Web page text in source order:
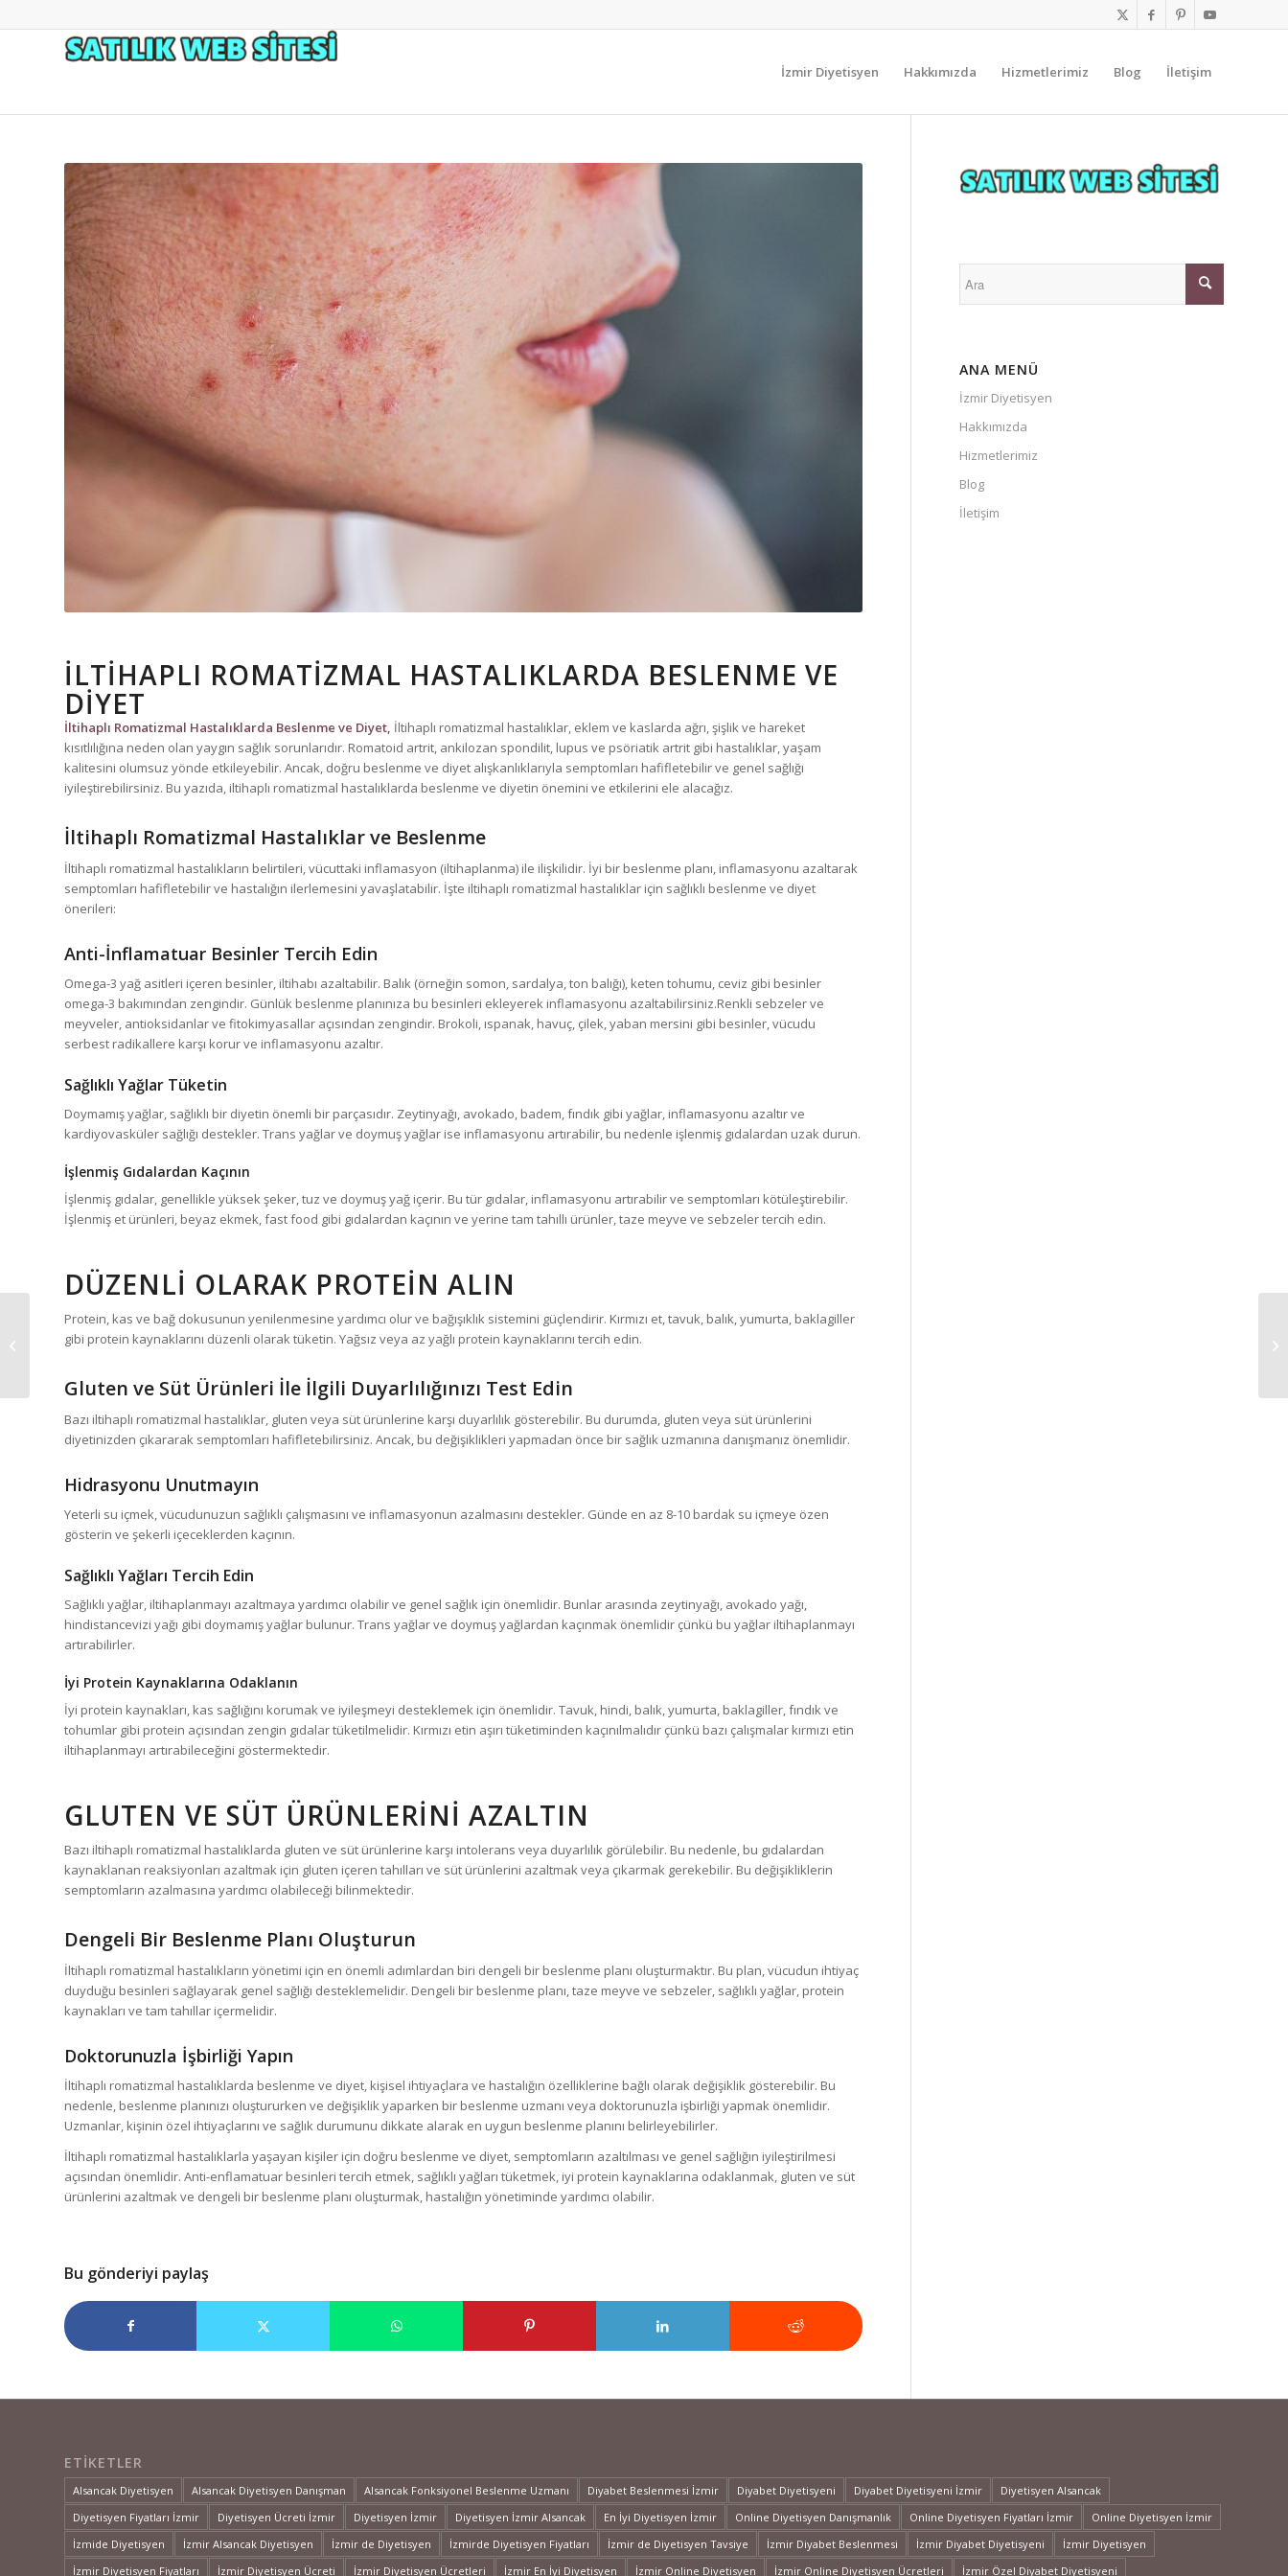
İzmir Diyetisyen Hakkımızda Hizmetlerimiz Blog İletişim
İLTIHAPLI ROMATIZMAL HASTALIKLARDA BESLENME VE
DIYET
İltihaplı Romatizmal Hastalıklarda Beslenme ve Diyet, İltihaplı romatizmal hastalıklar, eklem ve kaslarda ağrı, şişlik ve hareket
kısıtlılığına neden olan yaygın sağlık sorunlarıdır. Romatoid artrit, ankilozan spondilit, lupus ve psöriatik artrit gibi hastalıklar, yaşam
kalitesini olumsuz yönde etkileyebilir. Ancak, doğru beslenme ve diyet alışkanlıklarıyla semptomları hafifletebilir ve genel sağlığı
iyileştirebilirsiniz. Bu yazıda, iltihaplı romatizmal hastalıklarda beslenme ve diyetin önemini ve etkilerini ele alacağız.
İltihaplı Romatizmal Hastalıklar ve Beslenme
İltihaplı romatizmal hastalıkların belirtileri, vücuttaki inflamasyon (iltihaplanma) ile ilişkilidir. İyi bir beslenme planı, inflamasyonu azaltarak
semptomları hafifletebilir ve hastalığın ilerlemesini yavaşlatabilir. İşte iltihaplı romatizmal hastalıklar için sağlıklı beslenme ve diyet
önerileri:
Anti-İnflamatuar Besinler Tercih Edin
Omega-3 yağ asitleri içeren besinler, iltihabı azaltabilir. Balık (örneğin somon, sardalya, ton balığı), keten tohumu, ceviz gibi besinler
omega-3 bakımından zengindir. Günlük beslenme planınıza bu besinleri ekleyerek inflamasyonu azaltabilirsiniz.Renkli sebzeler ve
meyveler, antioksidanlar ve fitokimyasallar açısından zengindir. Brokoli, ıspanak, havuç, çilek, yaban mersini gibi besinler, vücudu
serbest radikallere karşı korur ve inflamasyonu azaltır.
Sağlıklı Yağlar Tüketin
Doymamış yağlar, sağlıklı bir diyetin önemli bir parçasıdır. Zeytinyağı, avokado, badem, fındık gibi yağlar, inflamasyonu azaltır ve
kardiyovasküler sağlığı destekler. Trans yağlar ve doymuş yağlar ise inflamasyonu artırabilir, bu nedenle işlenmiş gıdalardan uzak durun.
İşlenmiş Gıdalardan Kaçının
İşlenmiş gıdalar, genellikle yüksek şeker, tuz ve doymuş yağ içerir. Bu tür gıdalar, inflamasyonu artırabilir ve semptomları kötüleştirebilir.
İşlenmiş et ürünleri, beyaz ekmek, fast food gibi gıdalardan kaçının ve yerine tam tahıllı ürünler, taze meyve ve sebzeler tercih edin.
DÜZENLI OLARAK PROTEIN ALIN
Protein, kas ve bağ dokusunun yenilenmesine yardımcı olur ve bağışıklık sistemini güçlendirir. Kırmızı et, tavuk, balık, yumurta, baklagiller
gibi protein kaynaklarını düzenli olarak tüketin. Yağsız veya az yağlı protein kaynaklarını tercih edin.
Gluten ve Süt Ürünleri İle İlgili Duyarlılığınızı Test Edin
Bazı iltihaplı romatizmal hastalıklar, gluten veya süt ürünlerine karşı duyarlılık gösterebilir. Bu durumda, gluten veya süt ürünlerini
diyetinizden çıkararak semptomları hafifletebilirsiniz. Ancak, bu değişiklikleri yapmadan önce bir sağlık uzmanına danışmanız önemlidir.
Hidrasyonu Unutmayın
Yeterli su içmek, vücudunuzun sağlıklı çalışmasını ve inflamasyonun azalmasını destekler. Günde en az 8-10 bardak su içmeye özen
gösterin ve şekerli içeceklerden kaçının.
Sağlıklı Yağları Tercih Edin
Sağlıklı yağlar, iltihaplanmayı azaltmaya yardımcı olabilir ve genel sağlık için önemlidir. Bunlar arasında zeytinyağı, avokado yağı,
hindistancevizi yağı gibi doymamış yağlar bulunur. Trans yağlar ve doymuş yağlardan kaçınmak önemlidir çünkü bu yağlar iltihaplanmayı
artırabilirler.
İyi Protein Kaynaklarına Odaklanın
İyi protein kaynakları, kas sağlığını korumak ve iyileşmeyi desteklemek için önemlidir. Tavuk, hindi, balık, yumurta, baklagiller, fındık ve
tohumlar gibi protein açısından zengin gıdalar tüketilmelidir. Kırmızı etin aşırı tüketiminden kaçınılmalıdır çünkü bazı çalışmalar kırmızı etin
iltihaplanmayı artırabileceğini göstermektedir.
GLUTEN VE SÜT ÜRÜNLERINI AZALTIN
Bazı iltihaplı romatizmal hastalıklarda gluten ve süt ürünlerine karşı intolerans veya duyarlılık görülebilir. Bu nedenle, bu gıdalardan
kaynaklanan reaksiyonları azaltmak için gluten içeren tahılları ve süt ürünlerini azaltmak veya çıkarmak gerekebilir. Bu değişikliklerin
semptomların azalmasına yardımcı olabileceği bilinmektedir.
Dengeli Bir Beslenme Planı Oluşturun
İltihaplı romatizmal hastalıkların yönetimi için en önemli adımlardan biri dengeli bir beslenme planı oluşturmaktır. Bu plan, vücudun ihtiyaç
duyduğu besinleri sağlayarak genel sağlığı desteklemelidir. Dengeli bir beslenme planı, taze meyve ve sebzeler, sağlıklı yağlar, protein
kaynakları ve tam tahıllar içermelidir.
Doktorunuzla İşbirliği Yapın
İltihaplı romatizmal hastalıklarda beslenme ve diyet, kişisel ihtiyaçlara ve hastalığın özelliklerine bağlı olarak değişiklik gösterebilir. Bu
nedenle, beslenme planınızı oluştururken ve değişiklik yaparken bir beslenme uzmanı veya doktorunuzla işbirliği yapmak önemlidir.
Uzmanlar, kişinin özel ihtiyaçlarını ve sağlık durumunu dikkate alarak en uygun beslenme planını belirleyebilirler.
İltihaplı romatizmal hastalıklarla yaşayan kişiler için doğru beslenme ve diyet, semptomların azaltılması ve genel sağlığın iyileştirilmesi
açısından önemlidir. Anti-enflamatuar besinleri tercih etmek, sağlıklı yağları tüketmek, iyi protein kaynaklarına odaklanmak, gluten ve süt
ürünlerini azaltmak ve dengeli bir beslenme planı oluşturmak, hastalığın yönetiminde yardımcı olabilir.
Bu gönderiyi paylaş
ANA MENÜ
İzmir Diyetisyen
Hakkımızda
Hizmetlerimiz
Blog
İletişim
ETIKETLER
Alsancak Diyetisyen Alsancak Diyetisyen Danışman Alsancak Fonksiyonel Beslenme Uzmanı Diyabet Beslenmesi İzmir Diyabet Diyetisyeni Diyabet Diyetisyeni İzmir
Diyetisyen Alsancak
Diyetisyen Fiyatları İzmir
Diyetisyen Ücreti İzmir Diyetisyen İzmir Diyetisyen İzmir Alsancak En İyi Diyetisyen İzmir Online Diyetisyen Danışmanlık Online Diyetisyen Fiyatları İzmir
Online Diyetisyen İzmir
İzmide Diyetisyen
İzmir Alsancak Diyetisyen İzmir de Diyetisyen İzmirde Diyetisyen Fiyatları İzmir de Diyetisyen Tavsiye İzmir Diyabet Beslenmesi İzmir Diyabet Diyetisyeni
İzmir Diyetisyen
İzmir Diyetisyen Fiyatları
İzmir Diyetisyen Ücreti İzmir Diyetisyen Ücretleri İzmir En İyi Diyetisyen İzmir Online Diyetisyen İzmir Online Diyetisyen Ücretleri İzmir Özel Diyabet Diyetisyeni
Tansiyon Hastalığında